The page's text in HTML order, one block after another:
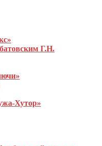
Г.Н.
Хутор»